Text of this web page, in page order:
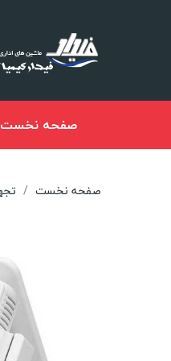
صفحه نخست
صفحه نخست